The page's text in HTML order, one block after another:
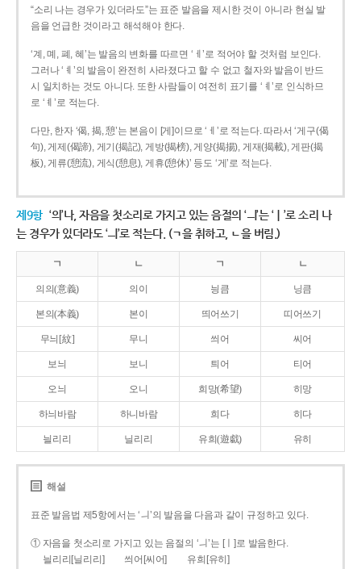
“소리 나는 경우가 있더라도”는 표준 발음을 제시한 것이 아니라 현실 발
음을 언급한 것이라고 해석해야 한다.
‘계, 몌, 폐, 혜’는 발음의 변화를 따르면 ‘ㅔ’로 적어야 할 것처럼 보인다.
그러나 ‘ㅖ’의 발음이 완전히 사라졌다고 할 수 없고 철자와 발음이 반드
시 일치하는 것도 아니다. 또한 사람들이 여전히 표기를 ‘ㅖ’로 인식하므
로 ‘ㅖ’로 적는다.
다만, 한자 ‘偈, 揭, 憩’는 본음이 [게]이므로 ‘ㅔ’로 적는다. 따라서 ‘게구(偈
句), 게제(偈諦), 게기(揭記), 게방(揭榜), 게양(揭揚), 게재(揭載), 게판(揭
板), 게류(憩流), 게식(憩息), 게휴(憩休)’ 등도 ‘게’로 적는다.
제9항 ‘의’나, 자음을 첫소리로 가지고 있는 음절의 ‘ㅢ’는 ‘ㅣ’로 소리 나
는 경우가 있더라도 ‘ㅢ’로 적는다. (ㄱ을 취하고, ㄴ을 버림.)
ㄱ ㄴ ㄱ ㄴ
의의(意義) 의이 닁큼 닝큼
본의(本義) 본이 띄어쓰기 띠어쓰기
무늬[紋] 무니 씌어 씨어
보늬 보니 틔어 티어
오늬 오니 희망(希望) 히망
하늬바람 하니바람 희다 히다
늴리리 닐리리 유희(遊戱) 유히
해설
표준 발음법 제5항에서는 ‘ㅢ’의 발음을 다음과 같이 규정하고 있다.
① 자음을 첫소리로 가지고 있는 음절의 ‘ㅢ’는 [ㅣ]로 발음한다.
늴리리[닐리리]
씌어[씨어]
유희[유히]